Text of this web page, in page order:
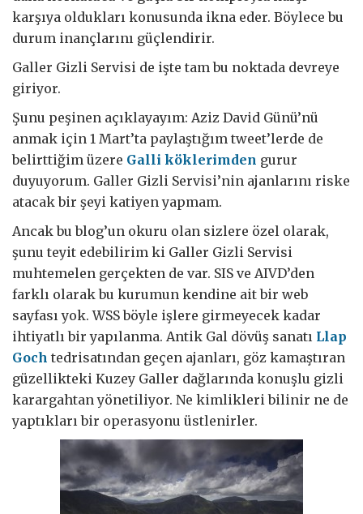
karşıya oldukları konusunda ikna eder. Böylece bu
durum inançlarını güçlendirir.
Galler Gizli Servisi de işte tam bu noktada devreye
giriyor.
Şunu peşinen açıklayayım: Aziz David Günü’nü
anmak için 1 Mart’ta paylaştığım tweet’lerde de
belirttiğim üzere Galli köklerimden gurur
duyuyorum. Galler Gizli Servisi’nin ajanlarını riske
atacak bir şeyi katiyen yapmam.
Ancak bu blog’un okuru olan sizlere özel olarak,
şunu teyit edebilirim ki Galler Gizli Servisi
muhtemelen gerçekten de var. SIS ve AIVD’den
farklı olarak bu kurumun kendine ait bir web
sayfası yok. WSS böyle işlere girmeyecek kadar
ihtiyatlı bir yapılanma. Antik Gal dövüş sanatı Llap
Goch tedrisatından geçen ajanları, göz kamaştıran
güzellikteki Kuzey Galler dağlarında konuşlu gizli
karargahtan yönetiliyor. Ne kimlikleri bilinir ne de
yaptıkları bir operasyonu üstlenirler.